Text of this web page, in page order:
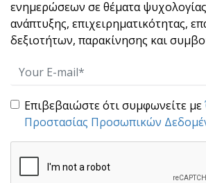
ψυχική
Ψυχική Ανθεκτικότητα είναι η
ενημερώσεων σε θέματα
ανάπτυξης, επιχειρηματικότητας,
δεξιοτήτων, παρακίνησης και
Επιβεβαιώστε ότι συμφωνείτε με
Προστασίας Προσωπικών